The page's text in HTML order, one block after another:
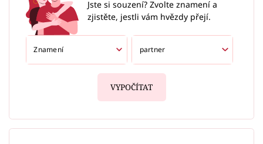
Jste si souzení? Zvolte znamení a
zjistěte, jestli vám hvězdy přejí.
VYPOČÍTAT